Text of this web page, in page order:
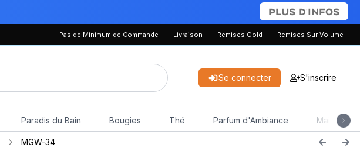
PLUS D'INFOS
Pas de Minimum de Commande Livraison Remises Gold Remises Sur Volume
Se connecter S'inscrire
Paradis du Bain Bougies Thé Parfum d'Ambiance Maison &
MGW-34